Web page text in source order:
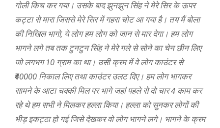
गोली किच कर गया। उसके बाद झुनझुन सिंह ने मेरे सिर के ऊपर
कट्टा से मारा जिससे मेरे सिर में गहरा चोट आ गया है। तय मैं बोला
की निखिल भागो, ये लोग हम लोग को जान से मार देगा। हम लोग
भागने लगे तब तक टुनटुन सिंह ने मेरे गले से सोने का चेन छीन लिए
जो लगभग 10 ग्राम का था। उसी क्रम में वे लोग काउंटर से
₹40000 निकाल लिए तथा काउंटर उलट दिए। हम लोग भागकर
सामने के आटा चक्की मिल पर भागे जहां पहले से दो चार 4 काम कर
रहे थे हम सभी ने मिलकर हल्ला किया। हल्ला को सुनकर लोगों की
भीड़ इकट्ठा हो गई जिसे देखकर वो लोग भागने लगे। भागने के क्रम